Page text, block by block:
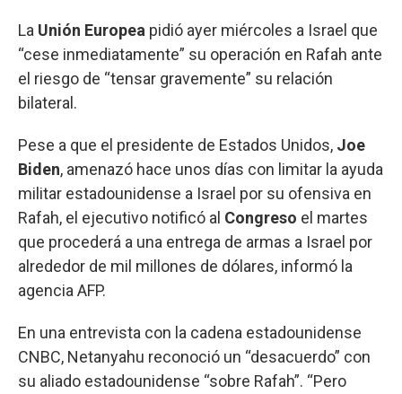
La Unión Europea pidió ayer miércoles a Israel que
“cese inmediatamente” su operación en Rafah ante
el riesgo de “tensar gravemente” su relación
bilateral.
Pese a que el presidente de Estados Unidos, Joe
Biden, amenazó hace unos días con limitar la ayuda
militar estadounidense a Israel por su ofensiva en
Rafah, el ejecutivo notificó al Congreso el martes
que procederá a una entrega de armas a Israel por
alrededor de mil millones de dólares, informó la
agencia AFP.
En una entrevista con la cadena estadounidense
CNBC, Netanyahu reconoció un “desacuerdo” con
su aliado estadounidense “sobre Rafah”. “Pero